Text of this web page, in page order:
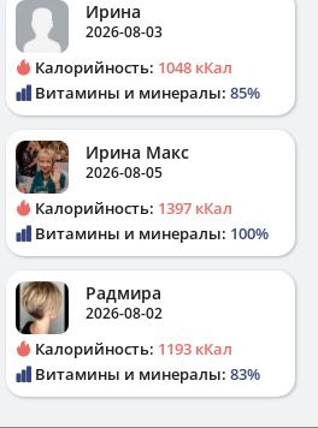
Ирина
2026-08-03
Калорийность: 1048 кКал
Витамины и минералы: 85%
Ирина Макс
2026-08-05
Калорийность: 1397 кКал
Витамины и минералы: 100%
Радмира
2026-08-02
Калорийность: 1193 кКал
Витамины и минералы: 83%